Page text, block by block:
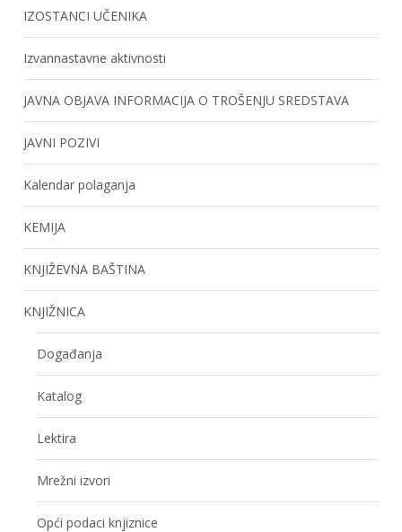
IZOSTANCI UČENIKA
Izvannastavne aktivnosti
JAVNA OBJAVA INFORMACIJA O TROŠENJU SREDSTAVA
JAVNI POZIVI
Kalendar polaganja
KEMIJA
KNJIŽEVNA BAŠTINA
KNJIŽNICA
Događanja
Katalog
Lektira
Mrežni izvori
Opći podaci knjiznice